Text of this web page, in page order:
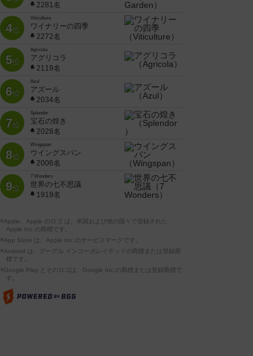
2281名
4位
Viticulture
ワイナリーの四季
2272名
5位
Agricola
アグリコラ
2119名
6位
Azul
アズール
2034名
7位
Splendor
宝石の煌き
2028名
8位
Wingspan
ウイングスパン
2006名
9位
7 Wonders
世界の七不思議
1919名
※Apple、Apple のロゴ は、米国および他の国々で登録された
Apple Inc.の商標です。
※App Store は、Apple Inc.のサービスマークです。
※Android は、グーグル インコーポレイテッドの商標または登録商
標です。
※Google Play とそのロゴは、Google Inc.の商標または登録商標で
す。